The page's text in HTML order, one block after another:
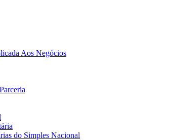
Aos Negócios
do Simples Nacional